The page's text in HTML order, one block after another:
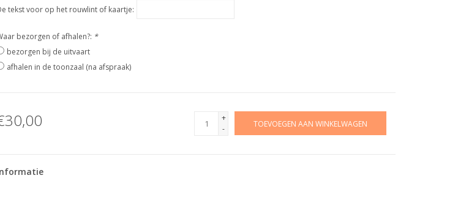
tekst voor op het rouwlint of kaartje:
bezorgen of afhalen?: *
bezorgen bij de uitvaart
afhalen in de toonzaal (na afspraak)
+
-
TOEVOEGEN AAN WINKELWAGEN